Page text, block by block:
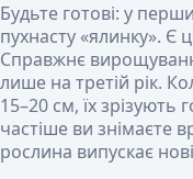
Будьте готові: у
пухнасту «ялинку».
Справжнє
лише на третій рік.
15–20 см, їх
частіше ви знімаєте
рослина випускає